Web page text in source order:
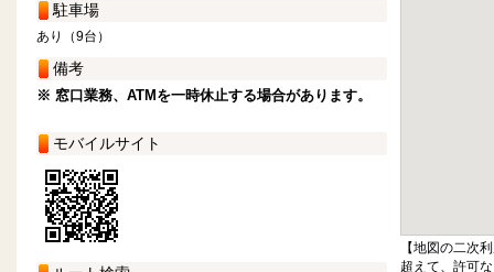
駐車場
あり（9台）
備考
※ 窓口業務、ATMを一時休止する場合があります。
モバイルサイト
【地図の二次
超えて、許可